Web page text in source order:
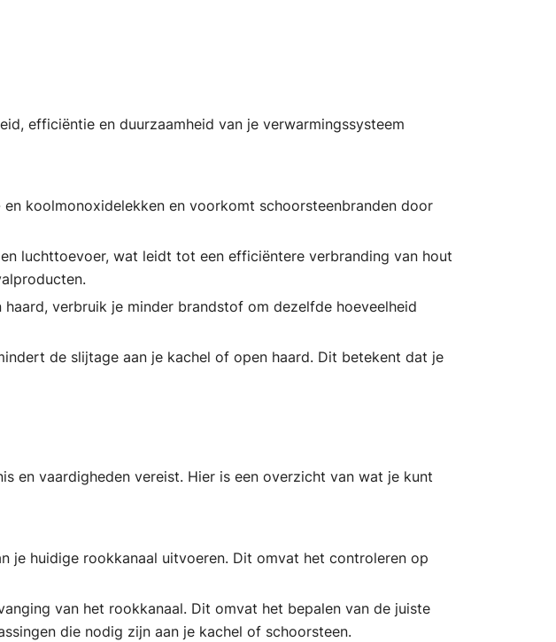
efficiëntie en duurzaamheid van je verwarmingssysteem
koolmonoxidelekken en voorkomt schoorsteenbranden door
luchttoevoer, wat leidt tot een efficiëntere verbranding van hout
verbruik je minder brandstof om dezelfde hoeveelheid
de slijtage aan je kachel of open haard. Dit betekent dat je
en vaardigheden vereist. Hier is een overzicht van wat je kunt
je huidige rookkanaal uitvoeren. Dit omvat het controleren op
van het rookkanaal. Dit omvat het bepalen van de juiste
die nodig zijn aan je kachel of schoorsteen.